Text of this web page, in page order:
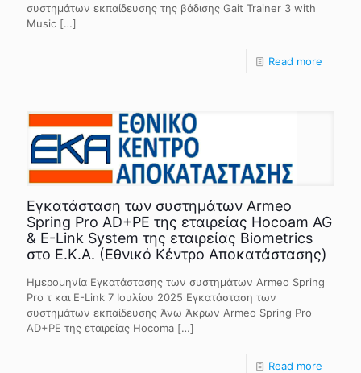
συστημάτων εκπαίδευσης της βάδισης Gait Trainer 3 with
Music […]
Read more
Εγκατάσταση των συστημάτων Armeo
Spring Pro AD+PE της εταιρείας Hocoam AG
& E-Link System της εταιρείας Biometrics
στο Ε.Κ.Α. (Εθνικό Κέντρο Αποκατάστασης)
Ημερομηνία Εγκατάστασης των συστημάτων Armeo Spring
Pro τ και E-Link 7 Ιουλίου 2025 Eγκατάσταση των
συστημάτων εκπαίδευσης Άνω Άκρων Armeo Spring Pro
AD+PE της εταιρείας Hocoma […]
Read more